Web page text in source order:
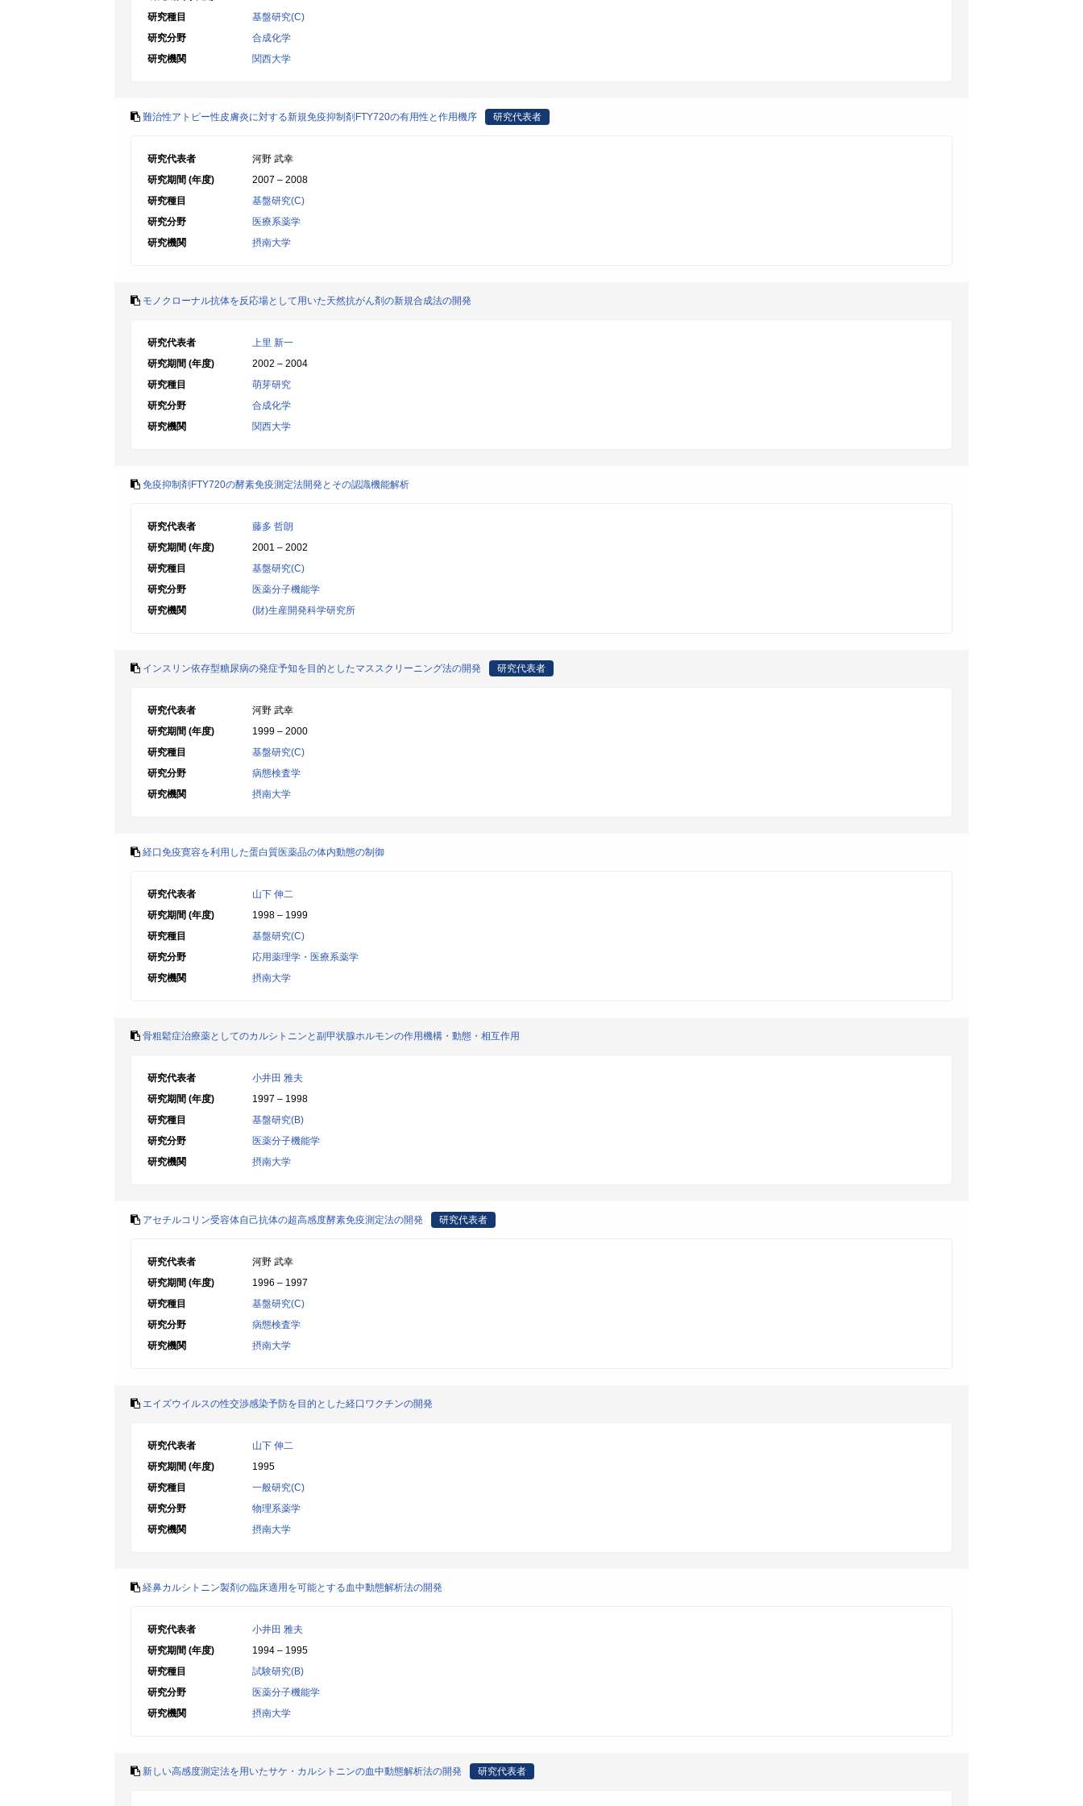
研究種目
基盤研究(C)
研究分野
合成化学
研究機関
関西大学
難治性アトピー性皮膚炎に対する新規免疫抑制剤FTY720の有用性と作用機序 研究代表者
研究代表者
河野 武幸
研究期間 (年度)
2007 – 2008
研究種目
基盤研究(C)
研究分野
医療系薬学
研究機関
摂南大学
モノクローナル抗体を反応場として用いた天然抗がん剤の新規合成法の開発
研究代表者
上里 新一
研究期間 (年度)
2002 – 2004
研究種目
萌芽研究
研究分野
合成化学
研究機関
関西大学
免疫抑制剤FTY720の酵素免疫測定法開発とその認識機能解析
研究代表者
藤多 哲朗
研究期間 (年度)
2001 – 2002
研究種目
基盤研究(C)
研究分野
医薬分子機能学
研究機関
(財)生産開発科学研究所
インスリン依存型糖尿病の発症予知を目的としたマススクリーニング法の開発 研究代表者
研究代表者
河野 武幸
研究期間 (年度)
1999 – 2000
研究種目
基盤研究(C)
研究分野
病態検査学
研究機関
摂南大学
経口免疫寛容を利用した蛋白質医薬品の体内動態の制御
研究代表者
山下 伸二
研究期間 (年度)
1998 – 1999
研究種目
基盤研究(C)
研究分野
応用薬理学・医療系薬学
研究機関
摂南大学
骨粗鬆症治療薬としてのカルシトニンと副甲状腺ホルモンの作用機構・動態・相互作用
研究代表者
小井田 雅夫
研究期間 (年度)
1997 – 1998
研究種目
基盤研究(B)
研究分野
医薬分子機能学
研究機関
摂南大学
アセチルコリン受容体自己抗体の超高感度酵素免疫測定法の開発 研究代表者
研究代表者
河野 武幸
研究期間 (年度)
1996 – 1997
研究種目
基盤研究(C)
研究分野
病態検査学
研究機関
摂南大学
エイズウイルスの性交渉感染予防を目的とした経口ワクチンの開発
研究代表者
山下 伸二
研究期間 (年度)
1995
研究種目
一般研究(C)
研究分野
物理系薬学
研究機関
摂南大学
経鼻カルシトニン製剤の臨床適用を可能とする血中動態解析法の開発
研究代表者
小井田 雅夫
研究期間 (年度)
1994 – 1995
研究種目
試験研究(B)
研究分野
医薬分子機能学
研究機関
摂南大学
新しい高感度測定法を用いたサケ・カルシトニンの血中動態解析法の開発 研究代表者